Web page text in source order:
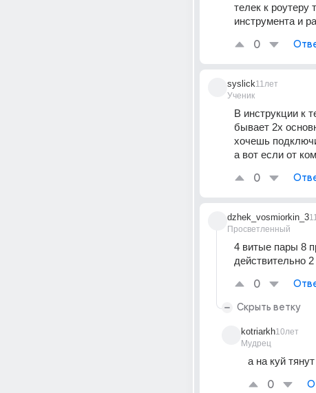
телек к
инструмента и
0
syslick
Ученик
11лет
В инструкции к
бывает 2х
хочешь
а вот если от
0
dzhek_vosmiorkin_3
Просветленный
4 витые пары 8
действительно
0
Скрыть ветку
kotriarkh
Мудрец
10лет
а на куй
0